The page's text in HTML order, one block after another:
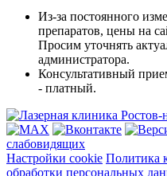
Из-за постоянного
препаратов, цены на
Просим уточнять
администратора.
Консультативный
- платный.
слабовидящих
Настройки cookie Политика
обработки персональных